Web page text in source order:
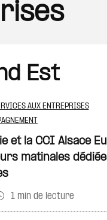
Est
AUX ENTREPRISES
et la CCI Alsace
matinales
1 min de lecture